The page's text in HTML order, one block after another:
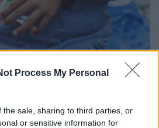
Process My Personal
the sale, sharing to third parties, or
or sensitive information for
Lutra album: itt lesz